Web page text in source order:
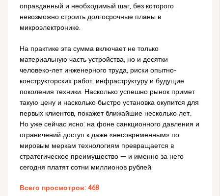
оправданный и необходимый шаг, без которого
невозможно строить долгосрочные планы в
микроэлектронике.
На практике эта сумма включает не только
материальную часть устройства, но и десятки
человеко-лет инженерного труда, риски опытно-
конструкторских работ, инфраструктуру и будущие
поколения техники. Насколько успешно рынок примет
такую цену и насколько быстро установка окупится для
первых клиентов, покажет ближайшие несколько лет.
Но уже сейчас ясно: на фоне санкционного давления и
ограничений доступ к даже «несовременным» по
мировым меркам технологиям превращается в
стратегическое преимущество — и именно за него
сегодня платят сотни миллионов рублей.
Всего просмотров: 468